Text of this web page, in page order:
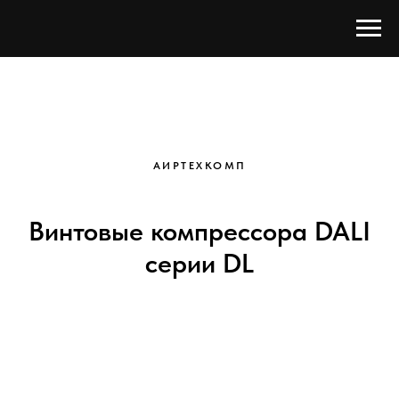
АИРТЕХКОМП
Винтовые компрессора DALI
серии DL